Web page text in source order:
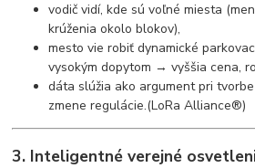
vodič vidí, kde sú voľné miesta
krúženia okolo blokov),
mesto vie robiť dynamické
vysokým dopytom → vyššia cena,
dáta slúžia ako argument pri
zmene regulácie.(LoRa Alliance®)
3. Inteligentné verejné